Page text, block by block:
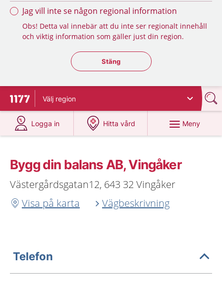
Jag vill inte se någon regional information
Obs! Detta val innebär att du inte ser regionalt innehåll
och viktig information som gäller just din region.
Stäng regionsväljaren
Stäng
Till startsidan för 1177
Välj region
Logga in
på 1177.se
Hitta vård
på 1177.se
Meny
Bygg din balans AB, Vingåker
Västergårdsgatan12, 643 32 Vingåker
Visa på karta
Vägbeskrivning
Telefon